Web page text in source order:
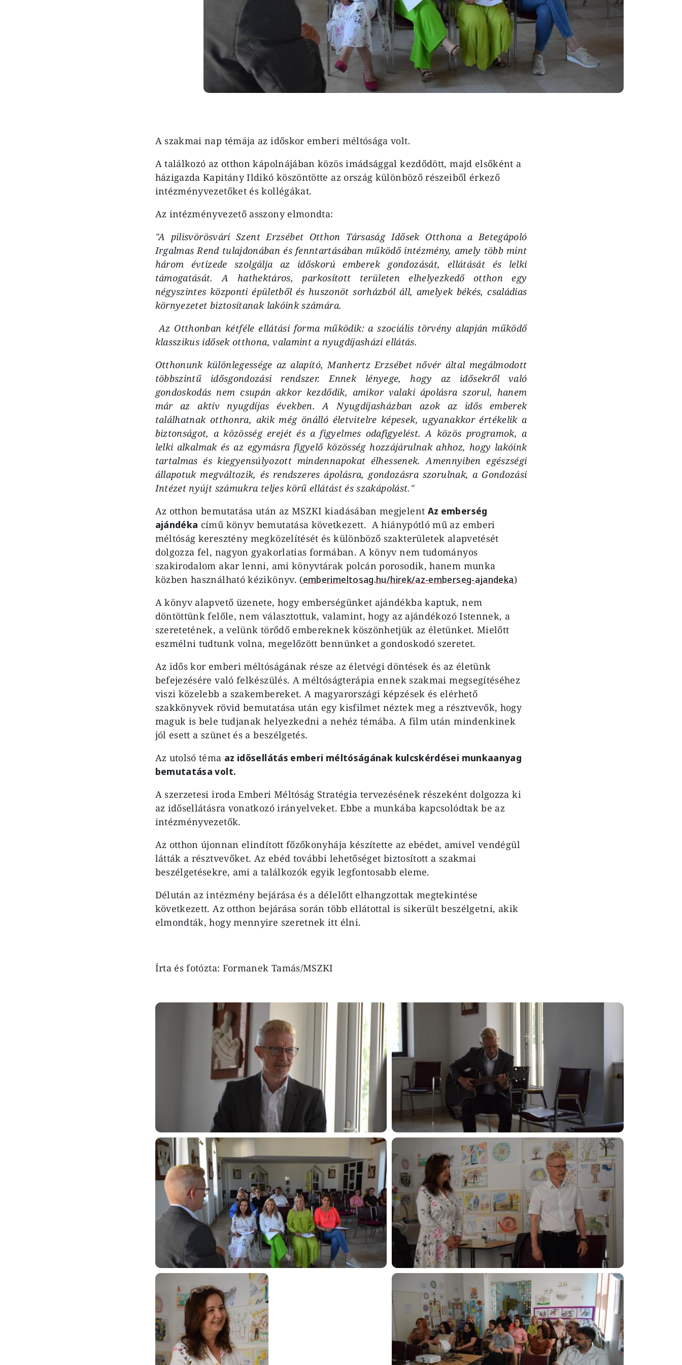
A szakmai nap témája az időskor emberi méltósága volt.
A találkozó az otthon kápolnájában közös imádsággal kezdődött, majd elsőként a
házigazda Kapitány Ildikó köszöntötte az ország különböző részeiből érkező
intézményvezetőket és kollégákat.
Az intézményvezető asszony elmondta:
"A pilisvörösvári Szent Erzsébet Otthon Társaság Idősek Otthona a Betegápoló
Irgalmas Rend tulajdonában és fenntartásában működő intézmény, amely több mint
három évtizede szolgálja az időskorú emberek gondozását, ellátását és lelki
támogatását. A hathektáros, parkosított területen elhelyezkedő otthon egy
négyszintes központi épületből és huszonöt sorházból áll, amelyek békés, családias
környezetet biztosítanak lakóink számára.
Az Otthonban kétféle ellátási forma működik: a szociális törvény alapján működő
klasszikus idősek otthona, valamint a nyugdíjasházi ellátás.
Otthonunk különlegessége az alapító, Manhertz Erzsébet nővér által megálmodott
többszintű idősgondozási rendszer. Ennek lényege, hogy az idősekről való
gondoskodás nem csupán akkor kezdődik, amikor valaki ápolásra szorul, hanem
már az aktív nyugdíjas években. A Nyugdíjasházban azok az idős emberek
találhatnak otthonra, akik még önálló életvitelre képesek, ugyanakkor értékelik a
biztonságot, a közösség erejét és a figyelmes odafigyelést. A közös programok, a
lelki alkalmak és az egymásra figyelő közösség hozzájárulnak ahhoz, hogy lakóink
tartalmas és kiegyensúlyozott mindennapokat élhessenek. Amennyiben egészségi
állapotuk megváltozik, és rendszeres ápolásra, gondozásra szorulnak, a Gondozási
Intézet nyújt számukra teljes körű ellátást és szakápolást."
Az otthon bemutatása után az MSZKI kiadásában megjelent Az emberség
ajándéka című könyv bemutatása következett. A hiánypótló mű az emberi
méltóság keresztény megközelítését és különböző szakterületek alapvetését
dolgozza fel, nagyon gyakorlatias formában. A könyv nem tudományos
szakirodalom akar lenni, ami könyvtárak polcán porosodik, hanem munka
közben használható kézikönyv. (emberimeltosag.hu/hirek/az-emberseg-ajandeka)
A könyv alapvető üzenete, hogy emberségünket ajándékba kaptuk, nem
döntöttünk felőle, nem választottuk, valamint, hogy az ajándékozó Istennek, a
szeretetének, a velünk törődő embereknek köszönhetjük az életünket. Mielőtt
eszmélni tudtunk volna, megelőzött bennünket a gondoskodó szeretet.
Az idős kor emberi méltóságának része az életvégi döntések és az életünk
befejezésére való felkészülés. A méltóságterápia ennek szakmai megsegítéséhez
viszi közelebb a szakembereket. A magyarországi képzések és elérhető
szakkönyvek rövid bemutatása után egy kisfilmet néztek meg a résztvevők, hogy
maguk is bele tudjanak helyezkedni a nehéz témába. A film után mindenkinek
jól esett a szünet és a beszélgetés.
Az utolsó téma az idősellátás emberi méltóságának kulcskérdései munkaanyag
bemutatása volt.
A szerzetesi iroda Emberi Méltóság Stratégia tervezésének részeként dolgozza ki
az idősellátásra vonatkozó irányelveket. Ebbe a munkába kapcsolódtak be az
intézményvezetők.
Az otthon újonnan elindított főzőkonyhája készítette az ebédet, amivel vendégül
látták a résztvevőket. Az ebéd további lehetőséget biztosított a szakmai
beszélgetésekre, ami a találkozók egyik legfontosabb eleme.
Délután az intézmény bejárása és a délelőtt elhangzottak megtekintése
következett. Az otthon bejárása során több ellátottal is sikerült beszélgetni, akik
elmondták, hogy mennyire szeretnek itt élni.
Írta és fotózta: Formanek Tamás/MSZKI
Image Image
Image Image
Image Image